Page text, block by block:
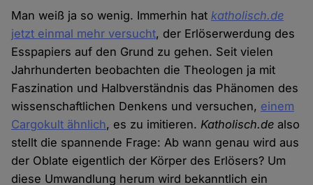
Man weiß ja so wenig. Immerhin hatkatholisch.de
jetzt einmal mehr versucht, der Erlöserwerdung des
Esspapiers auf den Grund zu gehen. Seit vielen
Jahrhunderten beobachten die Theologen ja mit
Faszination und Halbverständnis das Phänomen des
wissenschaftlichen Denkens und versuchen, einem
Cargokult ähnlich, es zu imitieren.Katholisch.de also
stellt die spannende Frage: Ab wann genau wird aus
der Oblate eigentlich der Körper des Erlösers? Um
diese Umwandlung herum wird bekanntlich ein